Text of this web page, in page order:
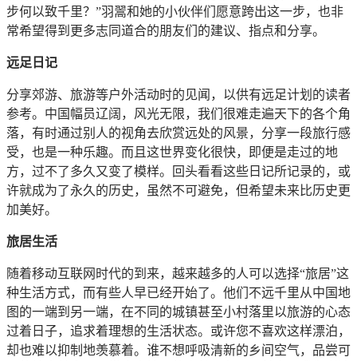
步何以致千里？”羽翯和她的小伙伴们愿意跨出这一步，也非
常希望得到更多志同道合的朋友们的建议、指点和分享。
远足日记
分享郊游、旅游等户外活动时的见闻，以供有远足计划的读者
参考。中国幅员辽阔，风光无限，我们很难走遍天下的各个角
落，有时通过别人的视角去欣赏远处的风景，分享一段旅行感
受，也是一种乐趣。而且这世界变化很快，即便是走过的地
方，过不了多久又变了模样。回头看看这些日记所记录的，或
许就成为了永久的历史，虽然不可避免，但希望未来比历史更
加美好。
旅居生活
随着移动互联网时代的到来，越来越多的人可以选择“旅居”这
种生活方式，而有些人早已经开始了。他们不远千里从中国地
图的一端到另一端，在不同的城镇甚至小村落里以旅游的心态
过着日子，追求着理想的生活状态。或许您不喜欢这样漂泊，
却也难以抑制地羡慕着。谁不想呼吸清新的乡间空气，品尝可